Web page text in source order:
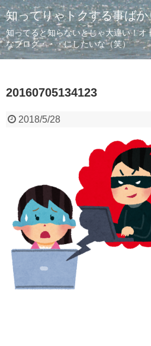
知ってりゃトクする事ばか
知ってると知らないとじゃ大違い！オ
なブログ・・・にしたいな（笑）
20160705134123
2018/5/28